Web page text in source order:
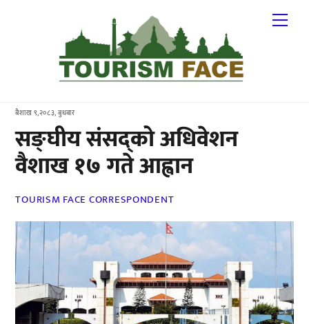
बैशाख ९,२०८३, बुधबार
सङ्घीय संसद्को अधिवेशन
वैशाख १७ गते आह्वान
TOURISM FACE CORRESPONDENT